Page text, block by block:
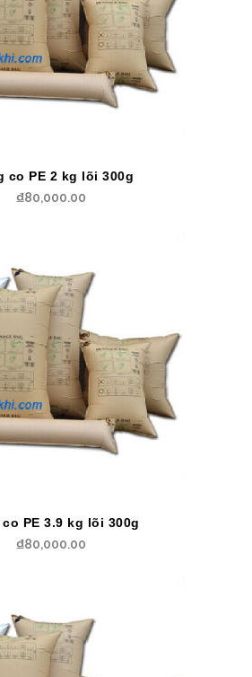
co PE 2 kg lõi 300g
₫80,000.00
co PE 3.9 kg lõi 300g
₫80,000.00